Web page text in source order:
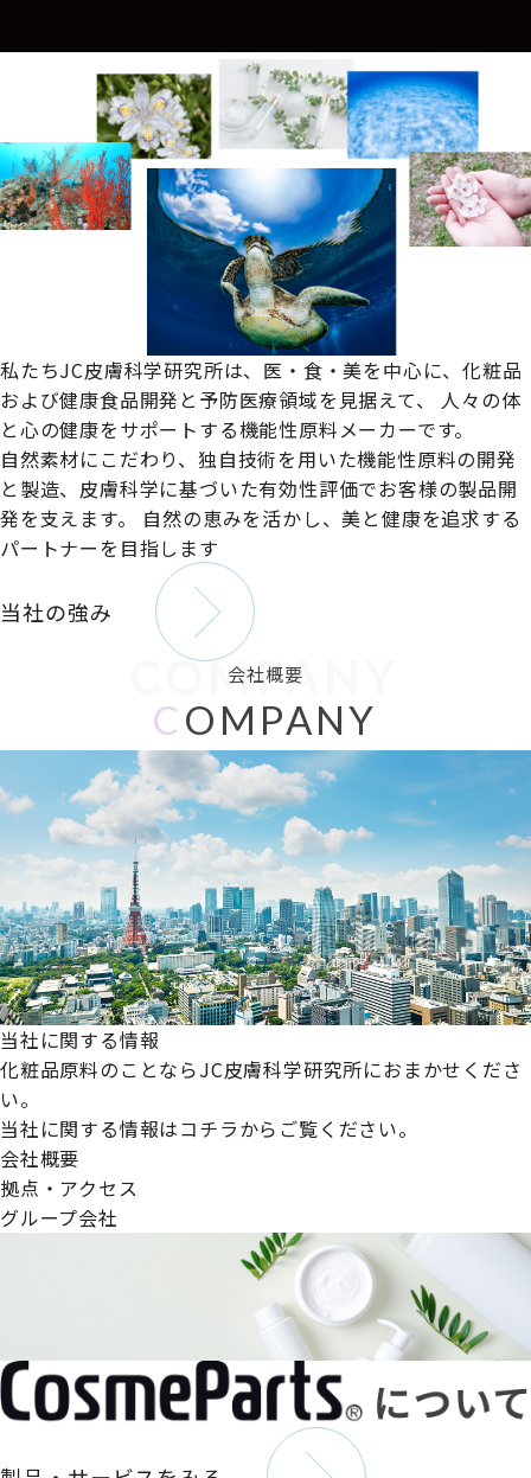
私たちJC皮膚科学研究所は、 医・食・美を中心に、化粧品
および健康食品開発と予防医療領域を見据えて、
人々の体
と心の健康をサポートする機能性原料メーカーです。
自然素材にこだわり、独自技術を用いた機能性原料の開発
と製造、皮膚科学に基づいた有効性評価でお客様の製品開
発を支えます。 自然の恵みを活かし、美と健康を追求する
パートナーを目指します
当社の強み
会社概要
COMPANY
C OMPANY
当社に関する情報
化粧品原料のことならJC皮膚科学研究所におまかせくださ
い。
当社に関する情報はコチラからご覧ください。
会社概要
拠点・アクセス
グループ会社